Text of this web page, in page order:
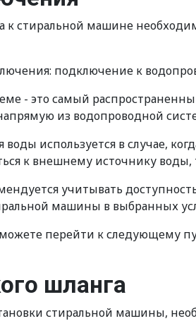
к стиральной машине
подключение к
- это самый
из водопроводной
используется в случае,
к внешнему источнику воды,
учитывать
машины в выбранных
перейти к следующему
шланга
стиральной машины,